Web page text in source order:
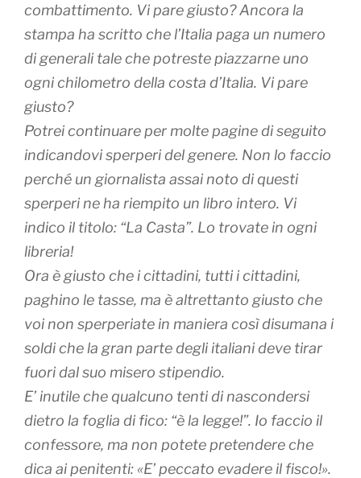
combattimento. Vi pare giusto? Ancora la
stampa ha scritto che l’Italia paga un numero
di generali tale che potreste piazzarne uno
ogni chilometro della costa d’Italia. Vi pare
giusto?
Potrei continuare per molte pagine di seguito
indicandovi sperperi del genere. Non lo faccio
perché un giornalista assai noto di questi
sperperi ne ha riempito un libro intero. Vi
indico il titolo: “La Casta”. Lo trovate in ogni
libreria!
Ora è giusto che i cittadini, tutti i cittadini,
paghino le tasse, ma è altrettanto giusto che
voi non sperperiate in maniera così disumana i
soldi che la gran parte degli italiani deve tirar
fuori dal suo misero stipendio.
E’ inutile che qualcuno tenti di nascondersi
dietro la foglia di fico: “è la legge!”. Io faccio il
confessore, ma non potete pretendere che
dica ai penitenti: «E’ peccato evadere il fisco!».